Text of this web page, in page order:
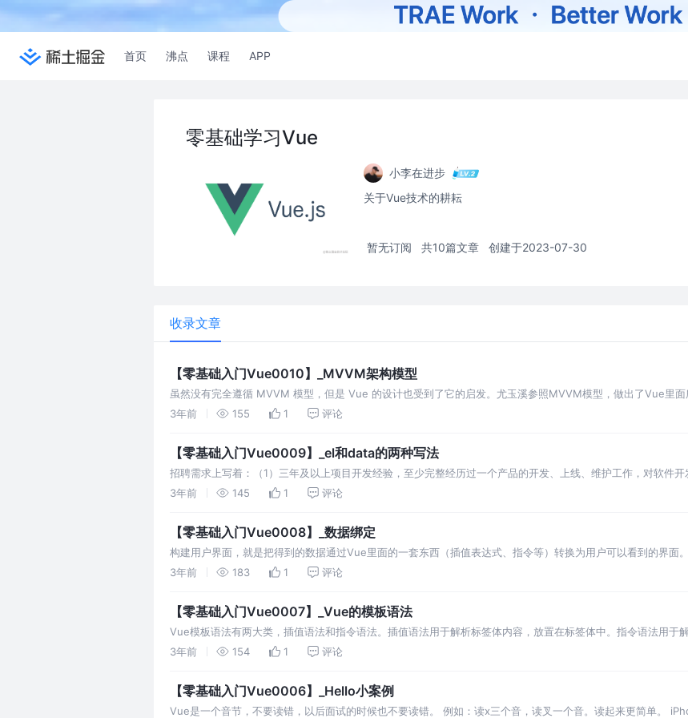
首页 沸点 课程 APP
零基础学习Vue
小李在进步
关于Vue技术的耕耘
暂无订阅 共10篇文章 创建于2023-07-30
收录文章
【零基础入门Vue0010】_MVVM架构模型
虽然没有完全遵循 MVVM 模型，但是 Vue 的设计也受到了它的启发。尤玉溪参照MVVM模型，做出了Vue里面
文档中经常会使用 vm 这个变量名表示 Vue 实例。
3年前 155 1 评论
【零基础入门Vue0009】_el和data的两种写法
招聘需求上写着：（1）三年及以上项目开发经验，至少完整经历过一个产品的开发、上线、维护工作，对软件开
掌握JavaScript、Ajax、JQuery、bootstrap等前台技术
3年前 145 1 评论
【零基础入门Vue0008】_数据绑定
构建用户界面，就是把得到的数据通过Vue里面的一套东西（插值表达式、指令等）转换为用户可以看到的界面
务器还是数据mock，请求方式是异步还是同步，都不在Vue的职责范围之内。
3年前 183 1 评论
【零基础入门Vue0007】_Vue的模板语法
Vue模板语法有两大类，插值语法和指令语法。插值语法用于解析标签体内容，放置在标签体中。指令语法用于
签属性、标签体内容、给标签绑定事件等等。
3年前 154 1 评论
【零基础入门Vue0006】_Hello小案例
Vue是一个音节，不要读错，以后面试的时候也不要读错。 例如：读x三个音，读叉一个音。读起来更简单。